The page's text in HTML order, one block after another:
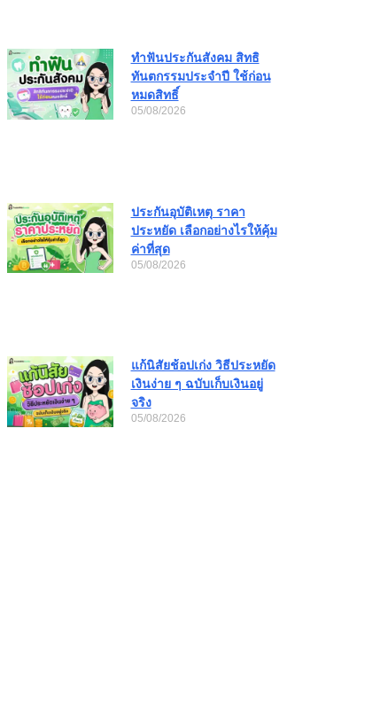
ทำฟันประกันสังคม สิทธิ
ทันตกรรมประจำปี ใช้ก่อน
หมดสิทธิ์
05/08/2026
ประกันอุบัติเหตุ ราคา
ประหยัด เลือกอย่างไรให้คุ้ม
ค่าที่สุด
05/08/2026
แก้นิสัยช้อปเก่ง วิธีประหยัด
เงินง่าย ๆ ฉบับเก็บเงินอยู่
จริง
05/08/2026